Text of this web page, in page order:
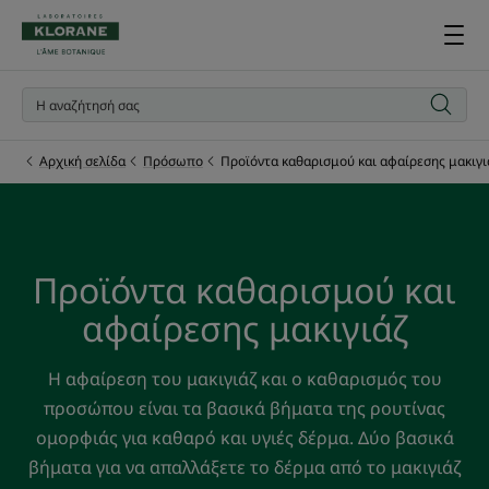
Αρχική σελίδα Πρόσωπο Προϊόντα καθαρισμού και αφαίρεσης
Προϊόντα καθαρισμού και
αφαίρεσης μακιγιάζ
Η αφαίρεση του μακιγιάζ και ο καθαρισμός του
προσώπου είναι τα βασικά βήματα της ρουτίνας
ομορφιάς για καθαρό και υγιές δέρμα. Δύο βασικά
βήματα για να απαλλάξετε το δέρμα από το μακιγιάζ